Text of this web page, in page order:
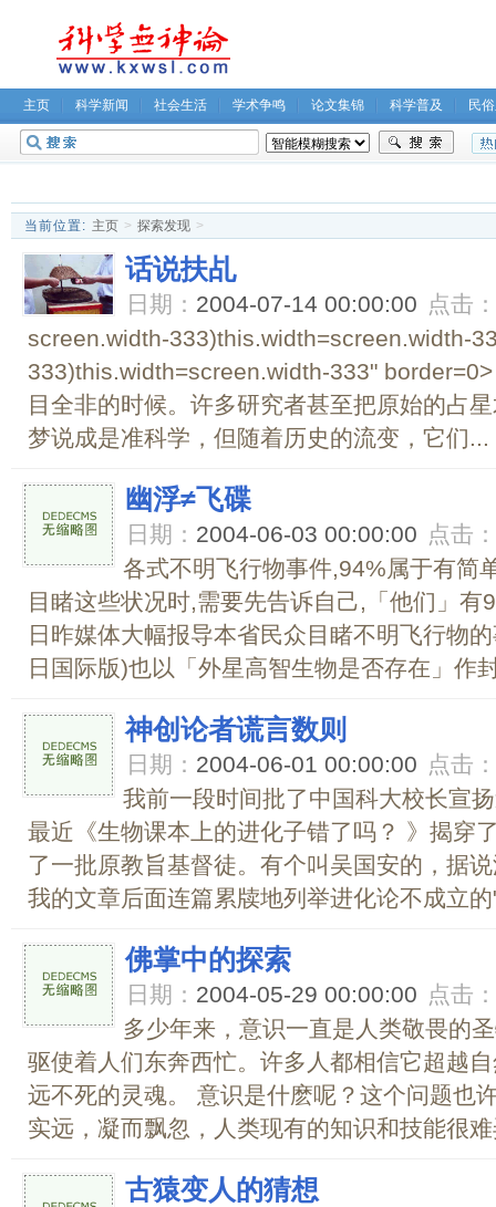
主页 科学新闻 社会生活 学术争鸣 论文集锦 科学普及 民
无神论坛
当前位置: 主页 > 探索发现 >
话说扶乩
日期： 2004-07-14 00:00:00 点击：
screen.width-333)this.width=screen.width-
333)this.width=screen.width-333"
目全非的时候。许多研究者甚至把原始的占
梦说成是准科学，但随着历史的流变，它们...
幽浮≠飞碟
日期： 2004-06-03 00:00:00 点击：
各式不明飞行物事件,94%属于有简
目睹这些状况时,需要先告诉自己,「他们」
日昨媒体大幅报导本省民众目睹不明飞行物
日国际版)也以「外星高智生物是否存在」作
神创论者谎言数则
日期： 2004-06-01 00:00:00 点击：
我前一段时间批了中国科大校长宣
最近《生物课本上的进化子错了吗？ 》揭穿
了一批原教旨基督徒。有个叫吴国安的，据
我的文章后面连篇累牍地列举进化论不成立
佛掌中的探索
日期： 2004-05-29 00:00:00 点击：
多少年来，意识一直是人类敬畏的
驱使着人们东奔西忙。许多人都相信它超越
远不死的灵魂。 意识是什麽呢？这个问题也
实远，凝而飘忽，人类现有的知识和技能很
古猿变人的猜想